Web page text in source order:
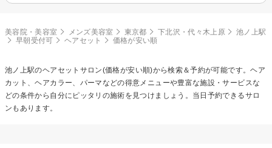
美容院・美容室 メンズ美容室 東京都 下北沢・代々木上原
池ノ上駅
早朝受付可
ヘアセット 価格が安い順
池ノ上駅のヘアセット サロン(価格が安い順)から検索＆予約が可能です。ヘア
カット、ヘアカラー、パーマなどの得意メニューや豊富な施設・サービスな
どの条件から自分にピッタリの施術を見つけましょう。当日予約できるサロ
ンもあります。